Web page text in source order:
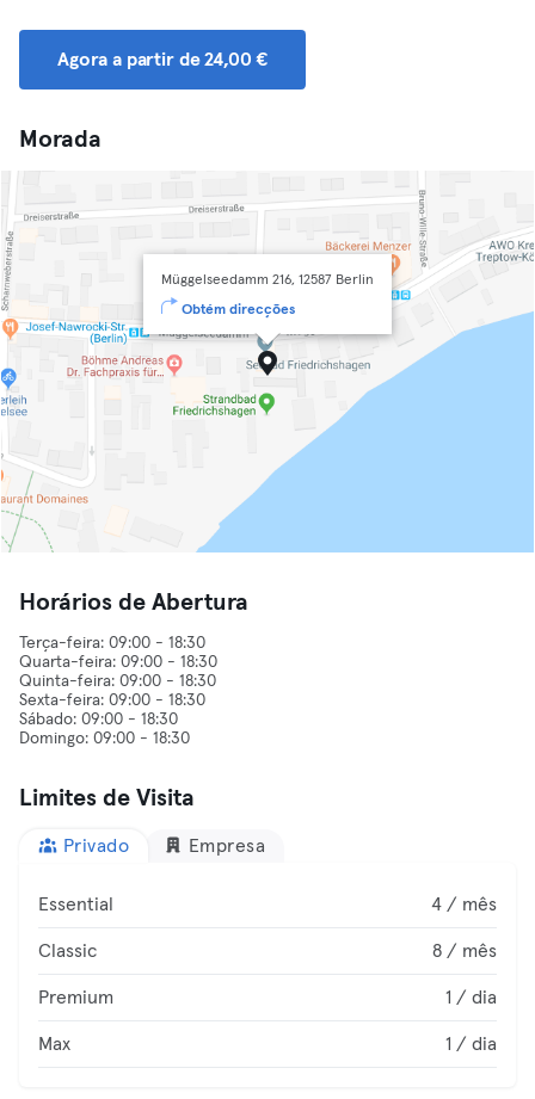
Agora a partir de 24,00 €
Morada
Müggelseedamm 216, 12587 Berlin
Obtém direcções
Horários de Abertura
Terça-feira: 09:00 - 18:30
Quarta-feira: 09:00 - 18:30
Quinta-feira: 09:00 - 18:30
Sexta-feira: 09:00 - 18:30
Sábado: 09:00 - 18:30
Limites de Visita
Privado Empresa
Essential 4 / mês
Classic 8 / mês
Premium 1 / dia
Max 1 / dia